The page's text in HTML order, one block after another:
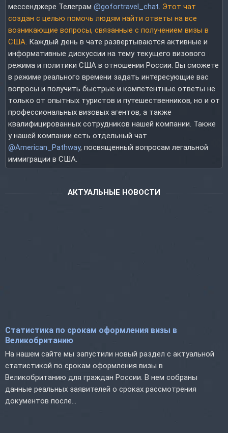
мессенджере Телеграм @gofortravel_chat Этот чат
создан с целью помочь людям найти ответы на все
возникающие вопросы, связанные с получением визы в
США . Каждый день в чате развертываются активные и
информативные дискуссии на тему текущего визового
режима и политики США в отношении России. Вы сможете
в режиме реального времени задать интересующие вас
вопросы и получить быстрые и компетентные ответы не
только от опытных туристов и путешественников, но и от
профессиональных визовых агентов, а также
квалифицированных сотрудников нашей компании. Также
у нашей компании есть отдельный чат
@American_Pathway, посвященный вопросам легальной
иммиграции в США.
АКТУАЛЬНЫЕ НОВОСТИ
Статистика по срокам оформления визы в
Великобританию
На нашем сайте мы запустили новый раздел с актуальной
статистикой по срокам оформления визы в
Великобританию для граждан России. В нем собраны
данные реальных заявителей о сроках рассмотрения
документов после...